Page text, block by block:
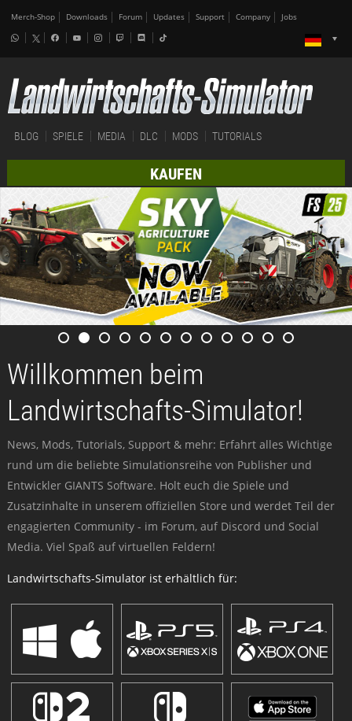
Merch-Shop Downloads Forum Updates Support Company Jobs
BLOG SPIELE MEDIA DLC MODS TUTORIALS
KAUFEN
Willkommen beim
Landwirtschafts-Simulator!
News, Mods, Tutorials, Support & mehr: Erfahrt alles Wichtige
rund um die beliebte Simulationsreihe von Publisher und
Entwickler GIANTS Software. Holt euch die Spiele und
Zusatzinhalte in unserem offiziellen Store und werdet Teil der
engagierten Community - im Forum, auf Discord und Social
Media. Viel Spaß auf virtuellen Feldern!
Landwirtschafts-Simulator ist erhältlich für: